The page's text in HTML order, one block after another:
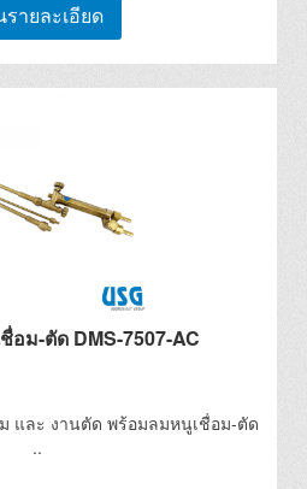
ายละเอียด
อม-ตัด DMS-7507-AC
และ งานตัด พร้อมลมหนูเชื่อม-ตัด
..